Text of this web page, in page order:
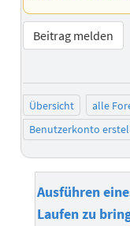
Beitrag melden
Übersicht alle
Benutzerkonto
Ausführen
Laufen zu